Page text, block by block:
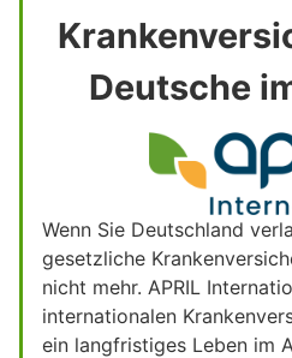
Deutsche
Wenn Sie Deutschland
gesetzliche
nicht mehr. APRIL
internationalen
ein langfristiges Leben im